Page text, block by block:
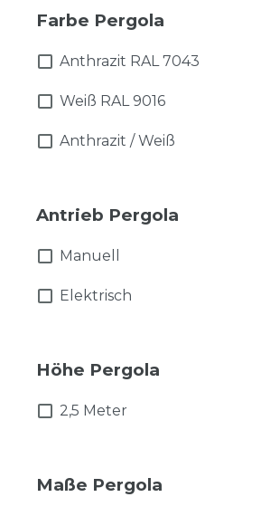
Farbe Pergola
Anthrazit RAL 7043
Weiß RAL 9016
Anthrazit / Weiß
Antrieb Pergola
Manuell
Elektrisch
Höhe Pergola
2,5 Meter
Maße Pergola